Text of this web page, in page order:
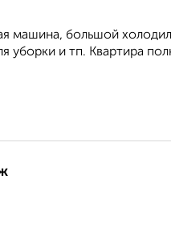
машина, большой
уборки и тп. Квартира